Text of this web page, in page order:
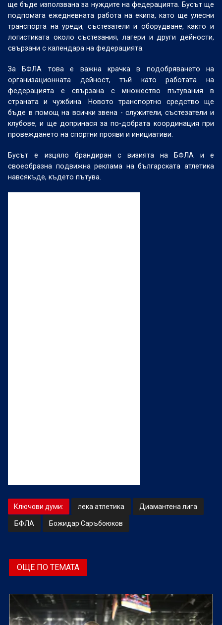
ще бъде използвана за нуждите на федерацията. Бусът ще
подпомага ежедневната работа на екипа, като ще улесни
транспорта на уреди, състезатели и оборудване, както и
логистиката около състезания, лагери и други дейности,
свързани с календара на федерацията.
За БФЛА това е важна крачка в подобряването на
организационната дейност, тъй като работата на
федерацията е свързана с множество пътувания в
страната и чужбина. Новото транспортно средство ще
бъде в помощ на всички звена - служители, състезатели и
клубове, и ще допринася за по-добрата координация при
провеждането на спортни прояви и инициативи.
Бусът е изцяло брандиран с визията на БФЛА и е
своеобразна подвижна реклама на българската атлетика
навсякъде, където пътува.
Ключови думи: лека атлетика Диамантена лига
БФЛА Божидар Саръбоюков
ОЩЕ ПО ТЕМАТА